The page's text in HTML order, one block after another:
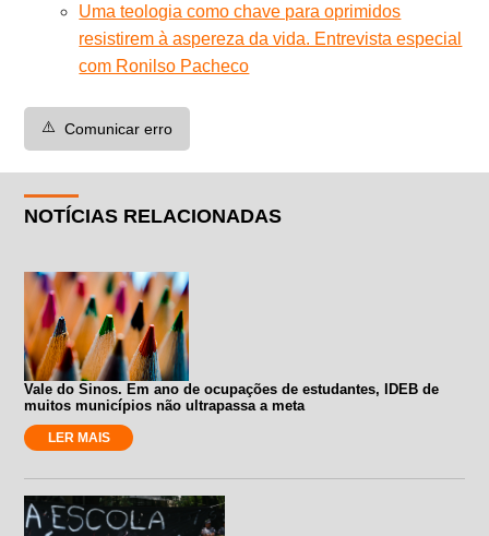
Uma teologia como chave para oprimidos
resistirem à aspereza da vida. Entrevista especial
com Ronilso Pacheco
⚠️ Comunicar erro
NOTÍCIAS RELACIONADAS
Vale do Sinos. Em ano de ocupações de estudantes, IDEB de
muitos municípios não ultrapassa a meta
LER MAIS